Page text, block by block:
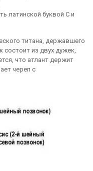
латинской буквой С и
титана, державшего
состоит из двух дужек,
что атлант держит
череп с